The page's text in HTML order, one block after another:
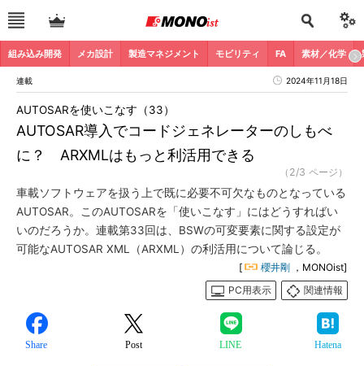
組み込み開発 メカ設計 製造マネジメント モビリティ FA 素材／化学
連載 2024年11月18日
AUTOSAR導入でコードジェネレーターのしもべ
に？ ARXMLはもっと利活用できる
AUTOSARを使いこなす（33）
（2/3 ページ）
車載ソフトウェアを扱う上で既に必要不可欠なものとなっている
AUTOSAR。このAUTOSARを「使いこなす」にはどうすればい
いのだろうか。連載第33回は、BSWの可変要素に関する設定が
可能なAUTOSAR XML（ARXML）の利活用について論じる。
[ 櫻井剛 ，MONOist]
PC用表示
関連情報
Share Post LINE Hatena